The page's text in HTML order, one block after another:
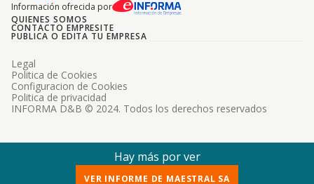
Información ofrecida por
QUIENES SOMOS
CONTACTO EMPRESITE
PUBLICA O EDITA TU EMPRESA
INFORMA D&B © 2024. Todos los derechos reservados
Legal
Politica de Cookies
Configuracion de Cookies
Politica de privacidad
Hay más por ver
VER INFORME DE MAESTRAL SA